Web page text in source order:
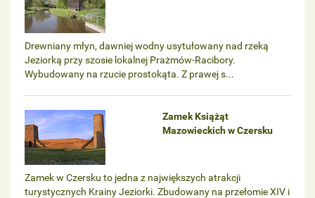
Drewniany młyn, dawniej wodny usytułowany nad rzeką
Jeziorką przy szosie lokalnej Prażmów-Racibory.
Wybudowany na rzucie prostokąta. Z prawej s...
Zamek Książąt
Mazowieckich w Czersku
Zamek w Czersku to jedna z największych atrakcji
turystycznych Krainy Jeziorki. Zbudowany na przełomie XIV i